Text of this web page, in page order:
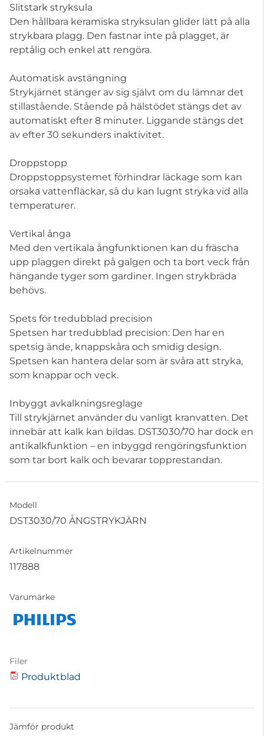
Slitstark stryksula
Den hållbara keramiska stryksulan glider lätt på alla
strykbara plagg. Den fastnar inte på plagget, är
reptålig och enkel att rengöra.
Automatisk avstängning
Strykjärnet stänger av sig självt om du lämnar det
stillastående. Stående på hälstödet stängs det av
automatiskt efter 8 minuter. Liggande stängs det
av efter 30 sekunders inaktivitet.
Droppstopp
Droppstoppsystemet förhindrar läckage som kan
orsaka vattenfläckar, så du kan lugnt stryka vid alla
temperaturer.
Vertikal ånga
Med den vertikala ångfunktionen kan du fräscha
upp plaggen direkt på galgen och ta bort veck från
hängande tyger som gardiner. Ingen strykbräda
behövs.
Spets för tredubblad precision
Spetsen har tredubblad precision: Den har en
spetsig ände, knappskåra och smidig design.
Spetsen kan hantera delar som är svåra att stryka,
som knappar och veck.
Inbyggt avkalkningsreglage
Till strykjärnet använder du vanligt kranvatten. Det
innebär att kalk kan bildas. DST3030/70 har dock en
antikalkfunktion – en inbyggd rengöringsfunktion
som tar bort kalk och bevarar topprestandan.
Modell
DST3030/70 ÅNGSTRYKJÄRN
Artikelnummer
117888
Varumärke
Filer
Produktblad
Jämför produkt